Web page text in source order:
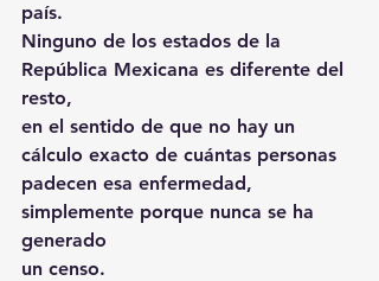
país.
Ninguno de los estados de la
República Mexicana es diferente del
resto,
en el sentido de que no hay un
cálculo exacto de cuántas personas
padecen esa enfermedad,
simplemente porque nunca se ha
generado
un censo.